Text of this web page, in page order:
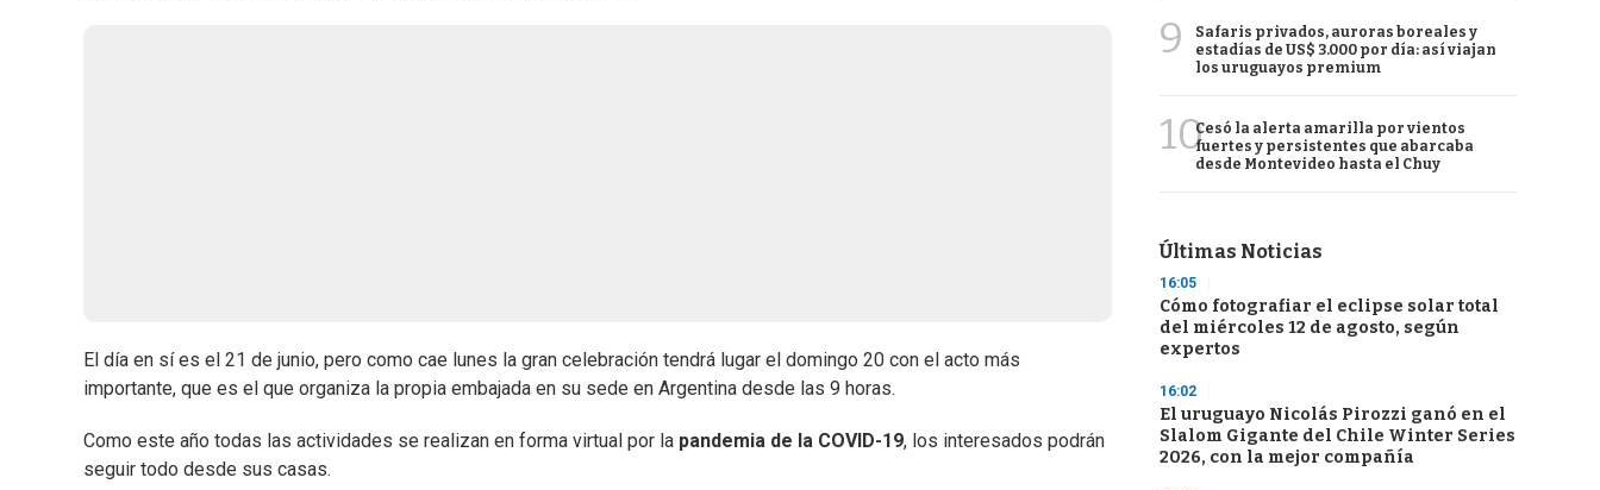
El día en sí es el 21 de junio, pero como cae lunes la gran celebración tendrá lugar el domingo 20 con el acto más
importante, que es el que organiza la propia embajada en su sede en Argentina desde las 9 horas.
Como este año todas las actividades se realizan en forma virtual por la pandemia de la COVID-19, los interesados podrán
seguir todo desde sus casas.
9
Safaris privados, auroras boreales y
estadías de US$ 3.000 por día: así viajan
los uruguayos premium
10Cesó la alerta amarilla por vientos
fuertes y persistentes que abarcaba
desde Montevideo hasta el Chuy
Últimas Noticias
16:05
Cómo fotografiar el eclipse solar total
del miércoles 12 de agosto, según
expertos
16:02
El uruguayo Nicolás Pirozzi ganó en el
Slalom Gigante del Chile Winter Series
2026, con la mejor compañía